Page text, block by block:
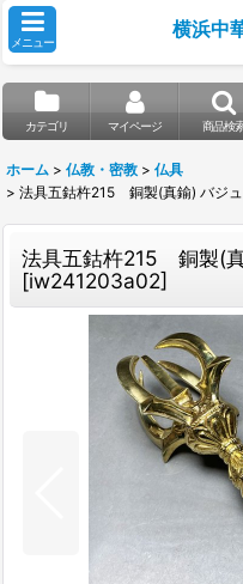
メニュー
横浜中
カテゴリ マイページ 商品検
ホーム > 仏教・密教 > 仏具
> 法具五鈷杵215 銅製(真鍮) バジ
法具五鈷杵215 銅製(
[iw241203a02]